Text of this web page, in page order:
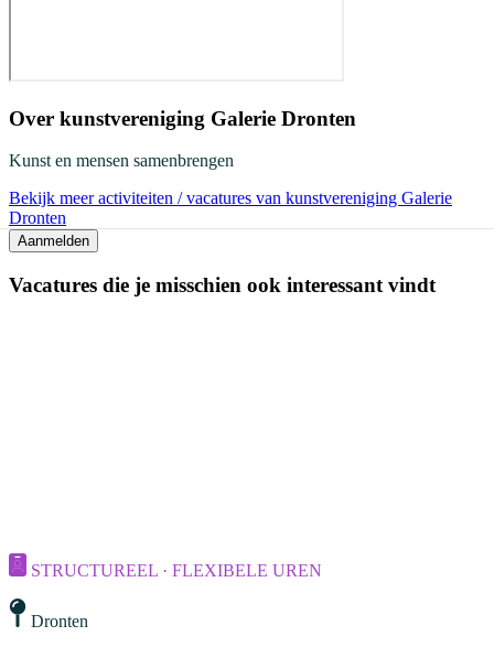
Over kunstvereniging Galerie Dronten
Kunst en mensen samenbrengen
Bekijk meer activiteiten / vacatures van kunstvereniging Galerie
Dronten
Aanmelden
Vacatures die je misschien ook interessant vindt
STRUCTUREEL · FLEXIBELE UREN
Dronten